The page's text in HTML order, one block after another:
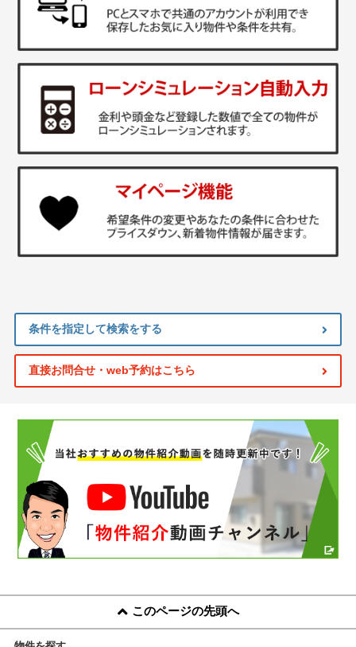
条件を指定して検索をする
直接お問合せ・web予約はこちら
このページの先頭へ